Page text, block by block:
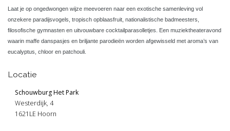
Laat je op ongedwongen wijze meevoeren naar een exotische samenleving vol
onzekere paradijsvogels, tropisch opblaasfruit, nationalistische badmeesters,
filosofische gymnasten en uitvouwbare cocktailparasolletjes. Een muziektheateravond
waarin maffe danspasjes en briljante parodieën worden afgewisseld met aroma’s van
eucalyptus, chloor en patchouli.
Locatie
Schouwburg Het Park
Westerdijk, 4
1621LE Hoorn